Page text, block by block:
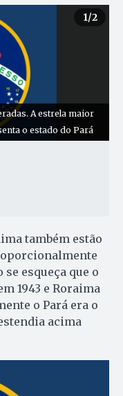
1/2
A estrela maior
o estado do Pará
também estão
esqueça que o
1943 e Roraima
o Pará era o
acima